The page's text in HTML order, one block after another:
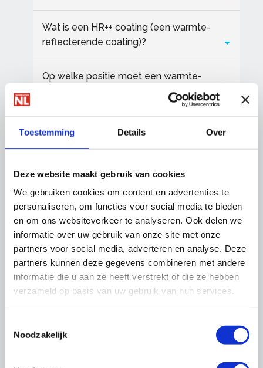
Toestemming Details Over
Deze website maakt gebruik van cookies
We gebruiken cookies om content en advertenties te
personaliseren, om functies voor social media te bieden
en om ons websiteverkeer te analyseren. Ook delen we
informatie over uw gebruik van onze site met onze
partners voor social media, adverteren en analyse. Deze
partners kunnen deze gegevens combineren met andere
informatie die u aan ze heeft verstrekt of die ze hebben
verzameld op basis van uw gebruik van hun services.
Noodzakelijk
Wat is een HR++ coating (een warmte-
reflecterende coating)?
Op welke positie moet een warmte-
reflecterende- én zonwerende coating
Wat is een zonwerende HR++ coating?
Wat is de isolatiewaarde (Ug-waarde) van
glas?
Wat is een Ug-waarde?
Hoeveel energie kan men besparen met
HR++glas?
Wat bedoelt men met de posities van een